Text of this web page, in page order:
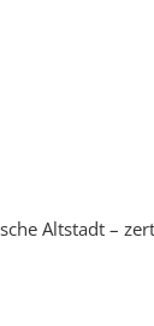
Altstadt –